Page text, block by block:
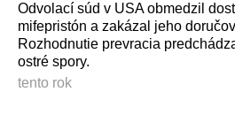
Odvolací súd v USA obmedzil
mifepristón a zakázal jeho
Rozhodnutie prevracia
ostré spory.
tento rok